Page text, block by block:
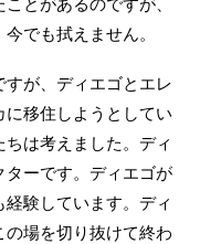
とがあるのですが、
でも拭えません。
が、ディエゴとエレ
移住しようとしてい
は考えました。ディ
ターです。ディエゴが
験しています。ディ
場を切り抜けて終わ